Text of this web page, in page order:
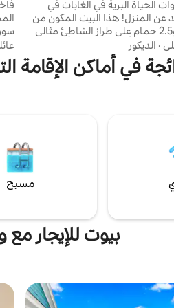
الحياة البرية في الغابات في
ملاذك البعيد عن المنزل! هذا البيت المكون من
3 غرف نوم و2.5 حمام على طراز الشاطئ مثالي
القادمة أو عطلة نهاية الأسبوع
قضاء وقت ممتع مع العائلة. قريب من
السياحي في ماري لاند التي تريد
ولكنه منعزل بعيدًا عن صخب
· الديكور
في أماكن الإقامة
مسبح
بيوت للإيجار مع